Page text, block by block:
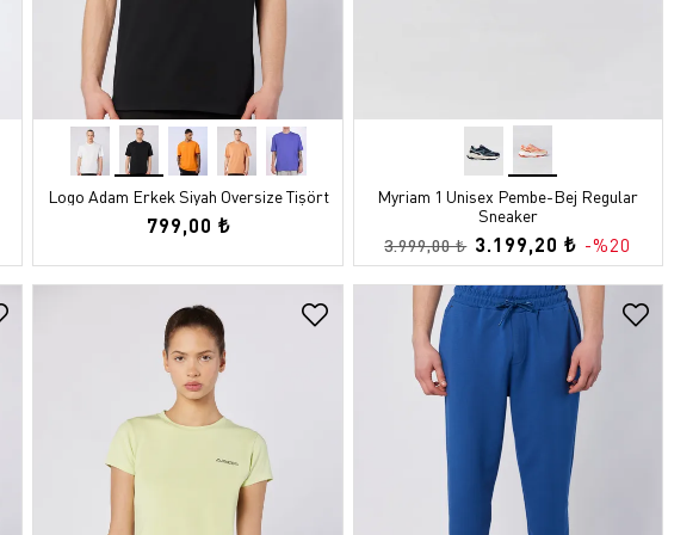
Çorap
Parfüm
Atkı
Parfüm
Futbol Topu
Boyunluk
Atkı
Logo Adam Erkek Siyah Oversize Tişört
799,00 ₺
Myriam 1 Unisex Pembe-Bej Regular
Sneaker
3.999,00 ₺ 3.199,20 ₺ -%20